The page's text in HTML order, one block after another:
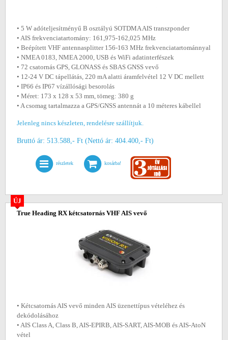
• 5 W adóteljesítményű B osztályú SOTDMA AIS transzponder
• AIS frekvenciatartomány: 161,975-162,025 MHz
• Beépített VHF antennasplitter 156-163 MHz frekvenciatartománnyal
• NMEA 0183, NMEA 2000, USB és WiFi adatinterfészek
• 72 csatornás GPS, GLONASS és SBAS GNSS vevő
• 12-24 V DC tápellátás, 220 mA alatti áramfelvétel 12 V DC mellett
• IP66 és IP67 vízállósági besorolás
• Méret: 173 x 128 x 53 mm, tömeg: 380 g
• A csomag tartalmazza a GPS/GNSS antennát a 10 méteres kábellel
Jelenleg nincs készleten, rendelésre szállítjuk.
Bruttó ár: 513.588,- Ft (Nettó ár: 404.400,- Ft)
részletek kosárba!
True Heading RX kétcsatornás VHF AIS vevő
ÚJ
• Kétcsatornás AIS vevő minden AIS üzenettípus vételéhez és
dekódolásához
• AIS Class A, Class B, AIS-EPIRB, AIS-SART, AIS-MOB és AIS-AtoN
vétel